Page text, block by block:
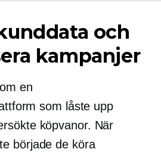
och
kampanjer
en
som låste upp
köpvanor. När
började de köra